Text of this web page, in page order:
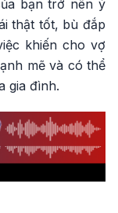
bạn trở nên ý
thật tốt, bù đắp
khiến cho vợ
mẽ và có thể
gia đình.